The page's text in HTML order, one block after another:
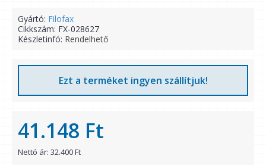
Gyártó: Filofax
Cikkszám: FX-028627
Készletinfó: Rendelhető
Ezt a terméket ingyen szállítjuk!
41.148 Ft
Nettó ár: 32.400 Ft